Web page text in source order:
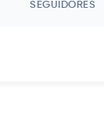
SEGUIDORES